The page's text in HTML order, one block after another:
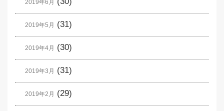
2019年6月
2019年5月 (31)
2019年4月 (30)
2019年3月 (31)
2019年2月 (29)